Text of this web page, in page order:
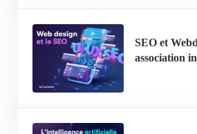
SEO et
association